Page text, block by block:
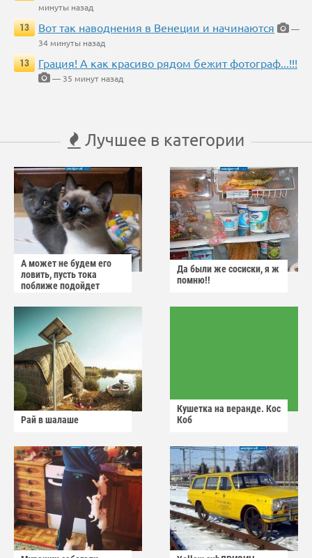
минуты назад
13
Вот так наводнения в Венеции и начинаются
—
34 минуты назад
13
Грация! А как красиво рядом бежит фотограф...!!!
— 35 минут назад
Лучшее в категории
А может не будем его
ловить, пусть тока
поближе подойдет
Да были же сосиски, я ж
помню!!
Рай в шалаше
Кушетка на веранде. Кос
Коб